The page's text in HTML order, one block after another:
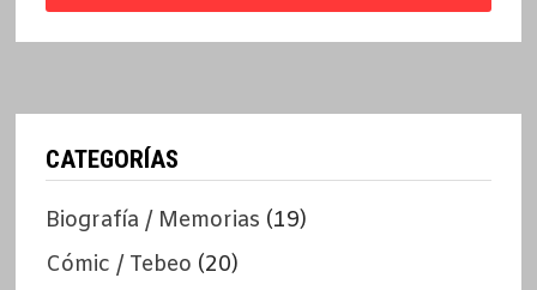
CATEGORÍAS
Biografía / Memorias (19)
Cómic / Tebeo (20)